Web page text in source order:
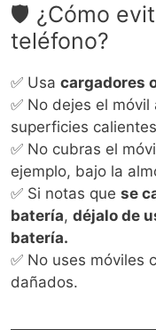
🛡️ ¿Cómo
teléfono?
✅ Usa cargadores
✅ No dejes el
superficies
✅ No cubras el
ejemplo, bajo la
✅ Si notas que se
batería, déjalo de
batería.
✅ No uses móviles
dañados.